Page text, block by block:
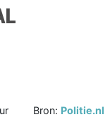
Bron: Politie.nl